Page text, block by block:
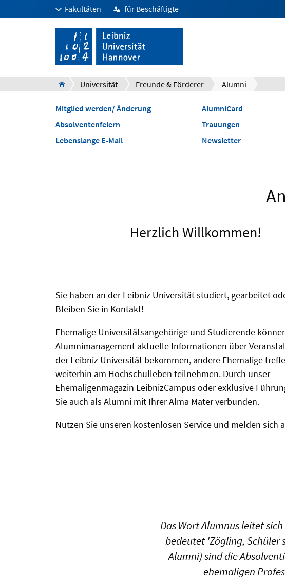
Fakultäten für Beschäftigte
Universität Freunde & Förderer Alumni
Mitglied werden/ Änderung
Absolventenfeiern
Lebenslange E-Mail
AlumniCard
Trauungen
Newsletter
Herzlich Willkommen!
Sie haben an der Leibniz Universität studiert, gearbeitet
Bleiben Sie in Kontakt!
Ehemalige Universitätsangehörige und Studierende
Alumnimanagement aktuelle Informationen über
der Leibniz Universität bekommen, andere Ehemalige
weiterhin am Hochschulleben teilnehmen. Durch unser
Ehemaligenmagazin LeibnizCampus oder exklusive
Sie auch als Alumni mit Ihrer Alma Mater verbunden.
Nutzen Sie unseren kostenlosen Service und melden sich
Das Wort Alumnus leitet
bedeutet 'Zögling, Schüler
Alumni) sind die
ehemaligen